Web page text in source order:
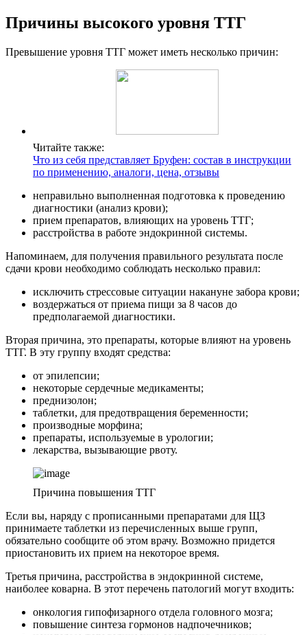
Причины высокого уровня ТТГ
Превышение уровня ТТГ может иметь несколько причин:
Читайте также:
Что из себя представляет Бруфен: состав в инструкции
по применению, аналоги, цена, отзывы
неправильно выполненная подготовка к проведению
диагностики (анализ крови);
прием препаратов, влияющих на уровень ТТГ;
расстройства в работе эндокринной системы.
Напоминаем, для получения правильного результата после
сдачи крови необходимо соблюдать несколько правил:
исключить стрессовые ситуации накануне забора крови;
воздержаться от приема пищи за 8 часов до
предполагаемой диагностики.
Вторая причина, это препараты, которые влияют на уровень
ТТГ. В эту группу входят средства:
от эпилепсии;
некоторые сердечные медикаменты;
преднизолон;
таблетки, для предотвращения беременности;
производные морфина;
препараты, используемые в урологии;
лекарства, вызывающие рвоту.
Причина повышения ТТГ
Если вы, наряду с прописанными препаратами для ЩЗ
принимаете таблетки из перечисленных выше групп,
обязательно сообщите об этом врачу. Возможно придется
приостановить их прием на некоторое время.
Третья причина, расстройства в эндокринной системе,
наиболее коварна. В этот перечень патологий могут входить:
онкология гипофизарного отдела головного мозга;
повышение синтеза гормонов надпочечников;